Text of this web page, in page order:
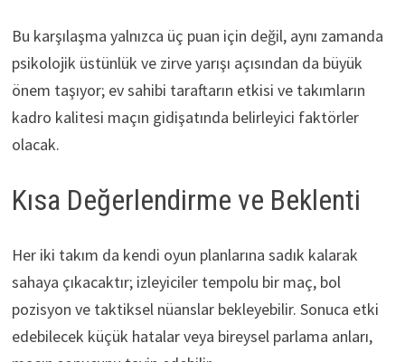
Bu karşılaşma yalnızca üç puan için değil, aynı zamanda
psikolojik üstünlük ve zirve yarışı açısından da büyük
önem taşıyor; ev sahibi taraftarın etkisi ve takımların
kadro kalitesi maçın gidişatında belirleyici faktörler
olacak.
Kısa Değerlendirme ve Beklenti
Her iki takım da kendi oyun planlarına sadık kalarak
sahaya çıkacaktır; izleyiciler tempolu bir maç, bol
pozisyon ve taktiksel nüanslar bekleyebilir. Sonuca etki
edebilecek küçük hatalar veya bireysel parlama anları,